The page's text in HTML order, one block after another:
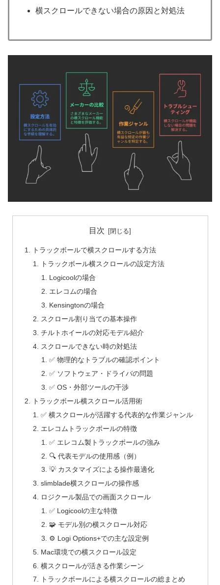
横スクロールできない場合の原因と対処法
目次
トラックボールで横スクロールする方法
トラックボール横スクロールの設定方法
Logicoolの場合
エレコムの場合
Kensingtonの場合
スクロール割り当ての基本操作
チルトホイールの対応モデル紹介
スクロールできない時の対処法
✅ 物理的なトラブルの確認ポイント
✅ ソフトウェア・ドライバの問題
✅ OS・外部ツールの干渉
トラックボール横スクロール活用術
✅ 横スクロールが活躍する代表的な作業ジャンル
エレコムトラックボールの特徴
✅ エレコム製トラックボールの強み
🔍 代表モデルの使用感（例）
💡 カスタマイズによる操作最適化
slimblade横スクロールの操作感
ロジクール製品での画面スクロール
✅ Logicoolの主な特徴
🧩 モデル別の横スクロール対応
⚙️ Logi Options+での主な設定例
Mac環境での横スクロール設定
横スクロールが活きる作業シーン
トラックボールによる横スクロールの総まとめ